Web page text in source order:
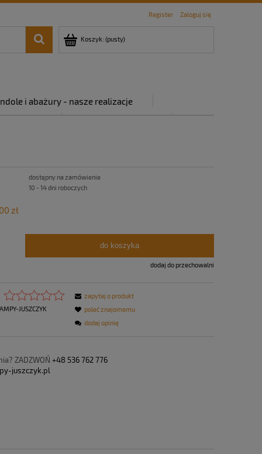
Register Zaloguj się
Koszyk: (pusty)
i abażury - nasze realizacje
dostępny na zamówienie
10 - 14 dni roboczych
zł
do koszyka
dodaj do przechowalni
JUSZCZYK
zapytaj o produkt
poleć znajomemu
dodaj opinię
ZADZWOŃ +48 536 762 776
juszczyk.pl